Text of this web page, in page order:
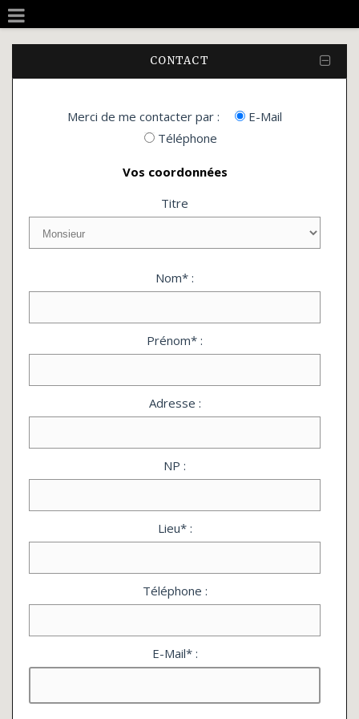
CONTACT
Merci de me contacter par :
E-Mail
Téléphone
Vos coordonnées
Titre
Nom* :
Prénom* :
Adresse :
NP :
Lieu* :
Téléphone :
E-Mail* :